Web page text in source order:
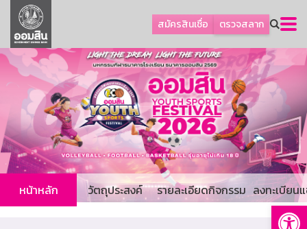
สมัครสินเชื่อ ตรวจสลาก
ลูกค้าธุรกิจ
ลูกค้าผู้ประกอบรายย่อย
โปรโมชัน
ออมเพื่อสุข
เกี่ยวกับธนาคาร
การพัฒนาที่ยั่งยืน
ข่าวสาร
บริการทางการเงิน
อื่นๆ
หน้าหลัก วัตถุประสงค์ รายละเอียดกิจกรรม ลงทะเบียน